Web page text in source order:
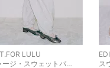
LULU
ジャージ・スウェットパンツ
ス